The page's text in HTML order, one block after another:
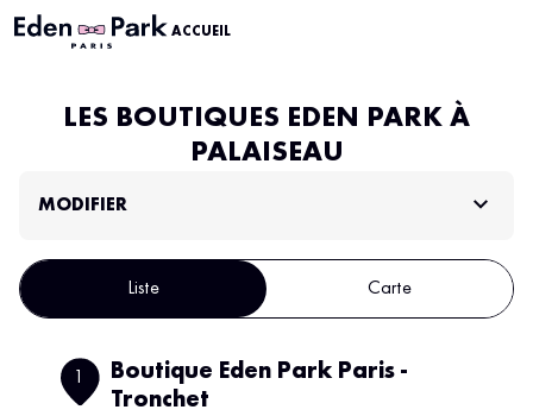
ACCUEIL
LES BOUTIQUES EDEN PARK À
PALAISEAU
MODIFIER
Liste Carte
Boutique Eden Park Paris -
Tronchet